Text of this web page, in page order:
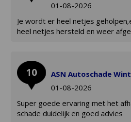
01-08-2026
Je wordt er heel netjes
heel netjes hersteld en weer
10
ASN Autoschade
01-08-2026
Super goede ervaring met het
schade duidelijk en goed advies